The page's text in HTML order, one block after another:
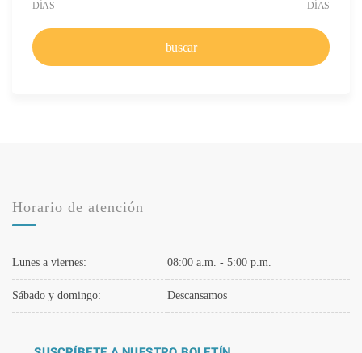
DÍAS DÍAS
buscar
Horario de atención
Lunes a viernes: 08:00 a.m. - 5:00 p.m.
Sábado y domingo: Descansamos